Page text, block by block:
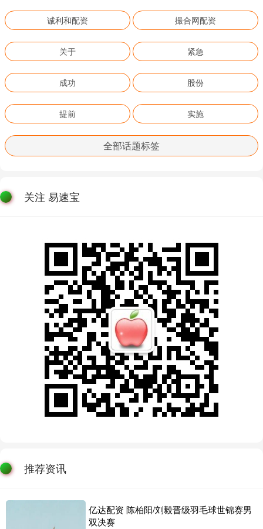
诚利和配资 撮合网配资
关于 紧急
成功 股份
提前 实施
全部话题标签
关注 易速宝
推荐资讯
亿达配资 陈柏阳/刘毅晋级羽毛球世锦赛男
双决赛